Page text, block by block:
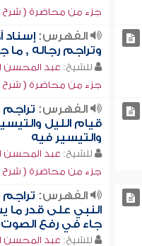
جزء من محاضرة ( شرح
الفهرس: إسناد
وتراجم رجاله , ما
للشيخ: عبد المحسن
جزء من محاضرة ( شرح
الفهرس:
قيام الليل
والتيسير فيه
للشيخ: عبد المحسن
جزء من محاضرة ( شرح
الفهرس:
النبي على قدر
جاء في رفع الصوت
للشيخ: عبد المحسن